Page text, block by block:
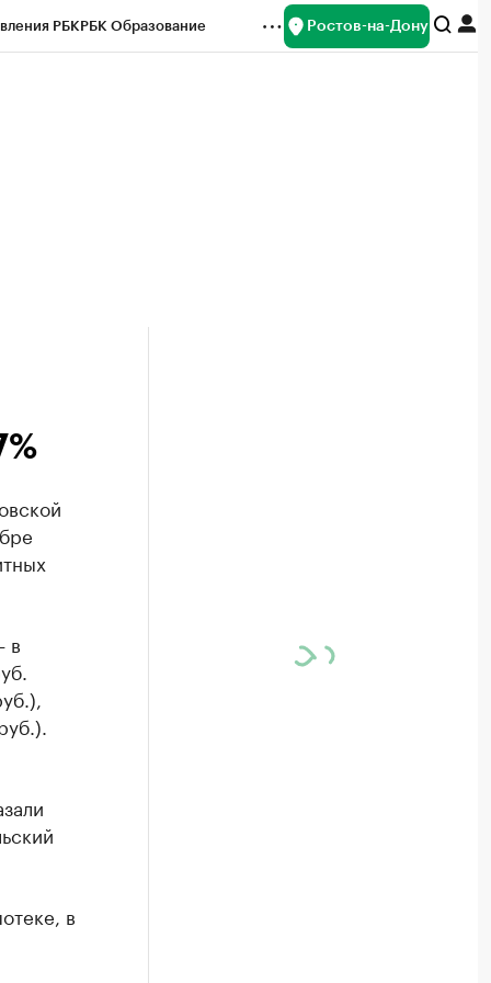
РБКРБК Образование Ростов-на-Дону
в
в